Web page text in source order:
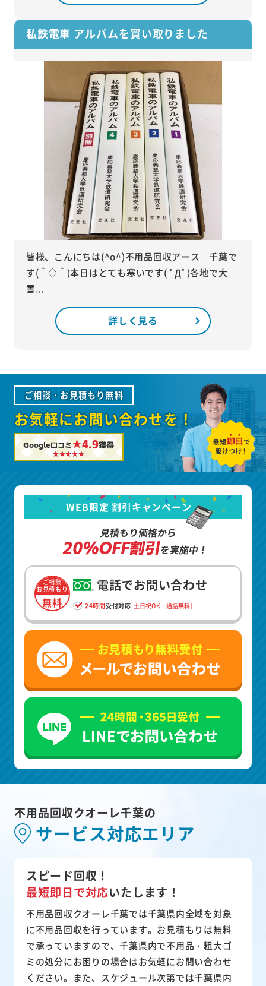
私鉄電車 アルバムを買い取りました
皆様、こんにちは(^o^)不用品回収アース 千葉で
す(＾◇＾)本日はとても寒いです( ﾟДﾟ)各地で大
雪...
詳しく見る
ご相談・お見積もり無料
お気軽にお問い合わせを！
Google口コミ★4.9獲得
WEB限定 割引キャンペーン
見積もり価格から
20%OFF割引を実施中！
ご相談
お見積もり
無料
電話でお問い合わせ
24時間受付対応[土日祝OK・通話無料]
不用品回収クオーレ千葉の
サービス対応エリア
スピード回収！
最短即日で対応いたします！
不用品回収クオーレ千葉では千葉県内全域を対象
に不用品回収を行っています。お見積もりは無料
で承っていますので、千葉県内で不用品・粗大ゴ
ミの処分にお困りの場合はお気軽にお問い合わせ
ください。また、スケジュール次第では千葉県内